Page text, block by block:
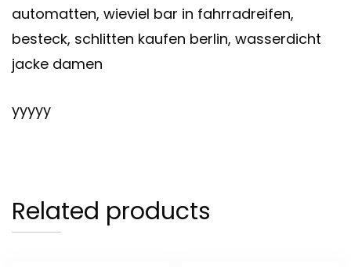
automatten, wieviel bar in fahrradreifen,
besteck, schlitten kaufen berlin, wasserdicht
jacke damen
yyyyy
Related products